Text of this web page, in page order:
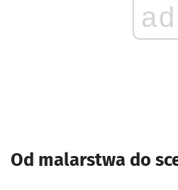
ad
Od malarstwa do